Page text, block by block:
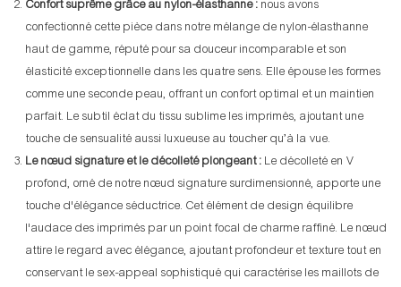
Confort suprême grâce au nylon-élasthanne : nous avons
confectionné cette pièce dans notre mélange de nylon-élasthanne
haut de gamme, réputé pour sa douceur incomparable et son
élasticité exceptionnelle dans les quatre sens. Elle épouse les formes
comme une seconde peau, offrant un confort optimal et un maintien
parfait. Le subtil éclat du tissu sublime les imprimés, ajoutant une
touche de sensualité aussi luxueuse au toucher qu’à la vue.
Le nœud signature et le décolleté plongeant : Le décolleté en V
profond, orné de notre nœud signature surdimensionné, apporte une
touche d'élégance séductrice. Cet élément de design équilibre
l'audace des imprimés par un point focal de charme raffiné. Le nœud
attire le regard avec élégance, ajoutant profondeur et texture tout en
conservant le sex-appeal sophistiqué qui caractérise les maillots de